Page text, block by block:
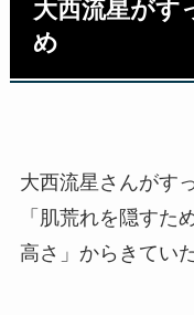
大西流星がす
め
大西流星さんがす
「肌荒れを隠すた
高さ」からきてい